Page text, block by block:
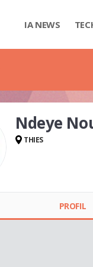
IA NEWS
Ndeye
THIES
PROFIL